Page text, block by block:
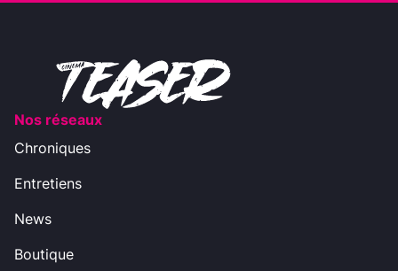
Nos réseaux
Chroniques
Entretiens
News
Boutique